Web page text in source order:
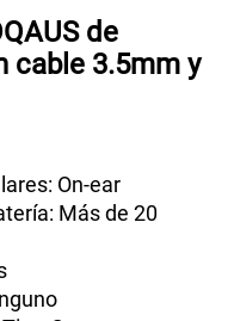
de
cable 3.5mm y
On-ear
Más de 20